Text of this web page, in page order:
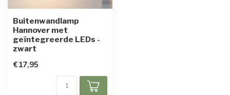
Buitenwandlamp
Hannover met
geïntegreerde LEDs -
zwart
€17,95